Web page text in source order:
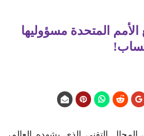
المتحدة مسؤوليها